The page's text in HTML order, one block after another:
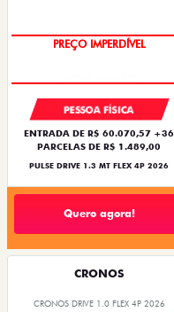
PREÇO IMPERDÍVEL
PESSOA FÍSICA
ENTRADA DE R$ 60.070,57 +36
PARCELAS DE R$ 1.489,00
PULSE DRIVE 1.3 MT FLEX 4P 2026
Quero agora!
CRONOS
CRONOS DRIVE 1.0 FLEX 4P 2026